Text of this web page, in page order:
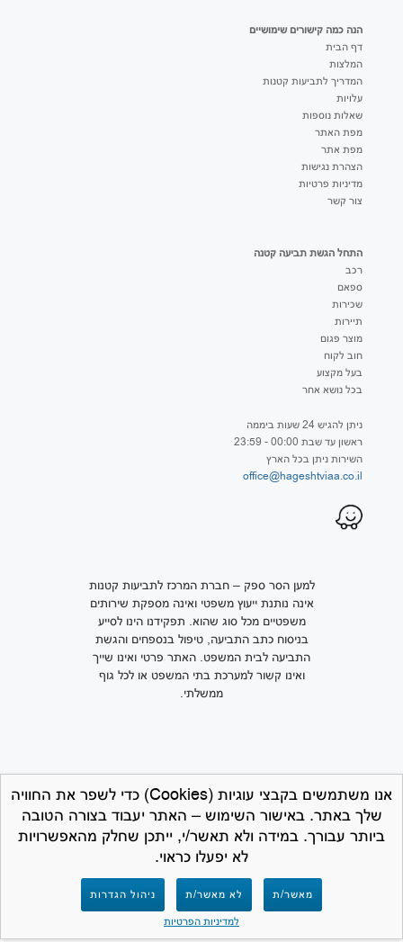
אנו משתמשים בקבצי עוגיות (Cookies) כדי לשפר את החוויה
שלך באתר. באישור השימוש – האתר יעבוד בצורה הטובה
ביותר עבורך. במידה ולא תאשר/י, ייתכן שחלק מהאפשרויות
לא יפעלו כראוי.
מאשר/ת לא מאשר/ת
ניהול הגדרות
למדיניות הפרטיות
הנה כמה קישורים שימושיים
דף הבית
המלצות
המדריך לתביעות קטנות
עלויות
שאלות נוספות
מפת האתר
מפת אתר
הצהרת נגישות
מדיניות פרטיות
צור קשר
התחל הגשת תביעה קטנה
רכב
ספאם
שכירות
תיירות
מוצר פגום
חוב לקוח
בעל מקצוע
בכל נושא אחר
ניתן להגיש 24 שעות ביממה
ראשון עד שבת 00:00 - 23:59
השירות ניתן בכל הארץ
office@hageshtviaa.co.il
למען הסר ספק – חברת המרכז לתביעות קטנות
אינה נותנת ייעוץ משפטי ואינה מספקת שירותים
משפטיים מכל סוג שהוא. תפקידנו הינו לסייע
בניסוח כתב התביעה, טיפול בנספחים והגשת
התביעה לבית המשפט. האתר פרטי ואינו שייך
ואינו קשור למערכת בתי המשפט או לכל גוף
ממשלתי.